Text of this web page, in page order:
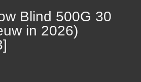
Blind 500G 30
in 2026)